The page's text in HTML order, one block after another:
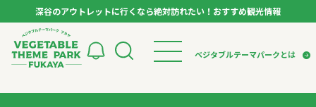
深谷のアウトレットに行くなら絶対訪れたい！おすすめ観光情報
ベジタブルテーマパークとは